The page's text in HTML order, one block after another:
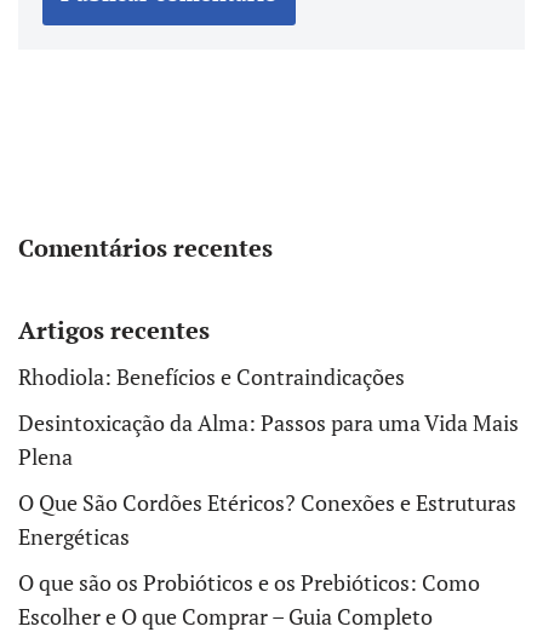
Comentários recentes
Artigos recentes
Rhodiola: Benefícios e Contraindicações
Desintoxicação da Alma: Passos para uma Vida Mais
Plena
O Que São Cordões Etéricos? Conexões e Estruturas
Energéticas
O que são os Probióticos e os Prebióticos: Como
Escolher e O que Comprar – Guia Completo